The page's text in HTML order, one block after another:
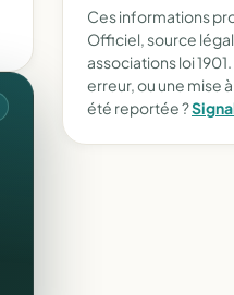
Ces informations
Officiel, source
associations loi
erreur, ou une mise
été reportée ?